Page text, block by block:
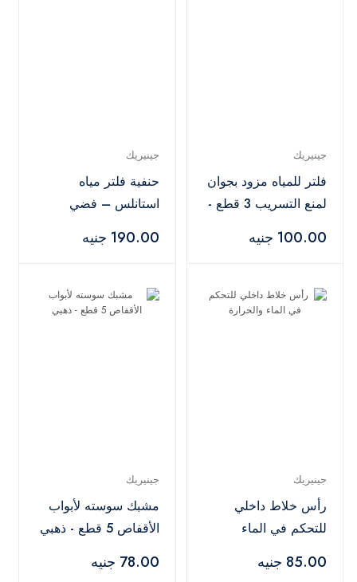
جينيريك
فلتر للمياه مزود بجوان
لمنع التسريب 3 قطع -
100.00 جنيه
جينيريك
حنفية فلتر مياه
استانلس – فضي
190.00 جنيه
جينيريك
رأس خلاط داخلي
للتحكم في الماء
85.00 جنيه
جينيريك
مشبك سوسته لأبواب
الأقفاص 5 قطع - ذهبي
78.00 جنيه